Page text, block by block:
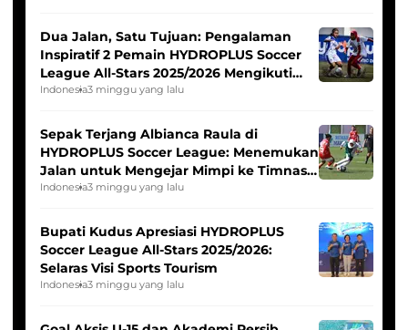
Dua Jalan, Satu Tujuan: Pengalaman
Inspiratif 2 Pemain HYDROPLUS Soccer
League All-Stars 2025/2026 Mengikuti
Seleksi Timnas Indonesia Putri
Indonesia3 minggu yang lalu
Sepak Terjang Albianca Raula di
HYDROPLUS Soccer League: Menemukan
Jalan untuk Mengejar Mimpi ke Timnas
Indonesia Putri
Indonesia3 minggu yang lalu
Bupati Kudus Apresiasi HYDROPLUS
Soccer League All-Stars 2025/2026:
Selaras Visi Sports Tourism
Indonesia3 minggu yang lalu